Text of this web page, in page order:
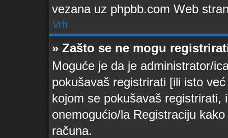
vezana uz phpbb.com Web
Vrh
» Zašto se ne mogu
Moguće je da je administrator/
pokušavaš registrirati [ili isto
kojom se pokušavaš registrirati,
onemogućio/la Registraciju
računa.